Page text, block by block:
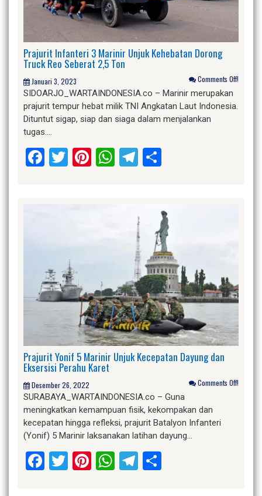
Prajurit Infanteri 3 Marinir Unjuk Kehebatan Dorong
Truck Reo Seberat 2,5 Ton
Januari 3, 2023 Comments Off!
SIDOARJO_WARTAINDONESIA.co – Marinir merupakan
prajurit tempur hebat milik TNI Angkatan Laut Indonesia.
Dituntut sigap, siap dan siaga dalam menjalankan
tugas….
Facebook
Twitter
Pinterest
WhatsApp
Telegram
Prajurit Yonif 5 Marinir Unjuk Kecepatan Dayung dan
Eksersisi Perahu Karet
Desember 26, 2022 Comments Off!
SURABAYA_WARTAINDONESIA.co – Guna
meningkatkan kemampuan fisik, kekompakan dan
kecepatan hingga refleksi, prajurit Batalyon Infanteri
(Yonif) 5 Marinir laksanakan latihan dayung…
Facebook
Twitter
Pinterest
WhatsApp
Telegram